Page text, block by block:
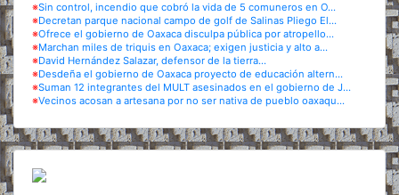
※Sin control, incendio que cobró la vida de 5 comuneros en O...
※Decretan parque nacional campo de golf de Salinas Pliego El...
※Ofrece el gobierno de Oaxaca disculpa pública por atropello...
※Marchan miles de triquis en Oaxaca; exigen justicia y alto a...
※David Hernández Salazar, defensor de la tierra...
※Desdeña el gobierno de Oaxaca proyecto de educación altern...
※Suman 12 integrantes del MULT asesinados en el gobierno de J...
※Vecinos acosan a artesana por no ser nativa de pueblo oaxaqu...